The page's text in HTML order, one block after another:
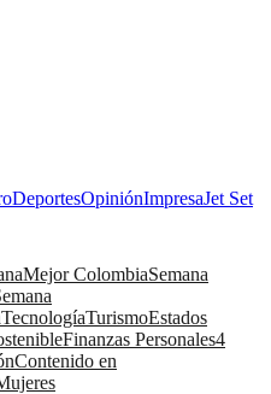
DeportesOpiniónImpresaJet Set
Mejor ColombiaSemana
TecnologíaTurismoEstados
Finanzas Personales4
Contenido en